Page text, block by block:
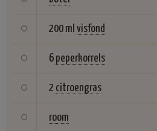
200 ml visfond
6 peperkorrels
2 citroengras
room